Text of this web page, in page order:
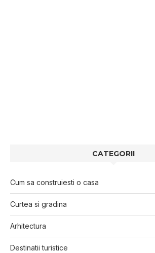
CATEGORII
Cum sa construiesti o casa
Curtea si gradina
Arhitectura
Destinatii turistice